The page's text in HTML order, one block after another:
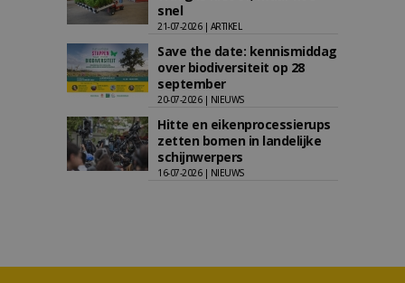
snel
21-07-2026 | ARTIKEL
Save the date: kennismiddag
over biodiversiteit op 28
september
20-07-2026 | NIEUWS
Hitte en eikenprocessierups
zetten bomen in landelijke
schijnwerpers
16-07-2026 | NIEUWS